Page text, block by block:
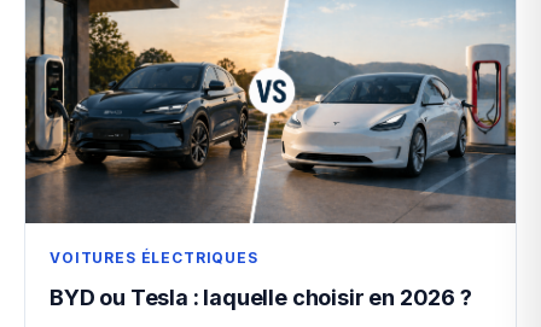
VOITURES ÉLECTRIQUES
BYD ou Tesla : laquelle choisir en 2026 ?